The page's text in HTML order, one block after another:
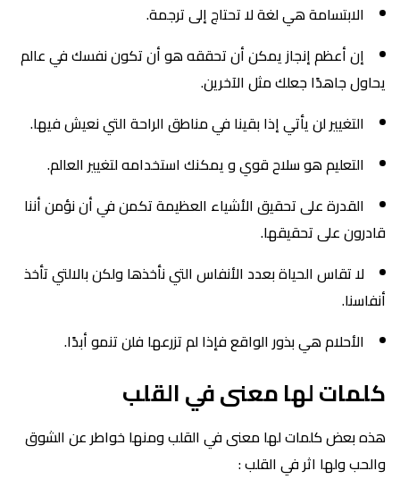
الابتسامة هي لغة لا تحتاج إلى ترجمة.
إن أعظم إنجاز يمكن أن تحققه هو أن تكون نفسك في عالم
يحاول جاهدًا جعلك مثل الآخرين.
التغيير لن يأتي إذا بقينا في مناطق الراحة التي نعيش فيها.
التعليم هو سلاح قوي و يمكنك استخدامه لتغيير العالم.
القدرة على تحقيق الأشياء العظيمة تكمن في أن نؤمن أننا
قادرون على تحقيقها.
لا تقاس الحياة بعدد الأنفاس التي نأخذها ولكن بالالتي تأخذ
أنفاسنا.
الأحلام هي بذور الواقع فإذا لم تزرعها فلن تنمو أبدًا.
كلمات لها معنى في القلب
هذه بعض كلمات لها معنى في القلب ومنها خواطر عن الشوق
والحب ولها اثر في القلب :